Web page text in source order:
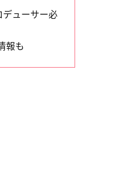
ューサー必
報も